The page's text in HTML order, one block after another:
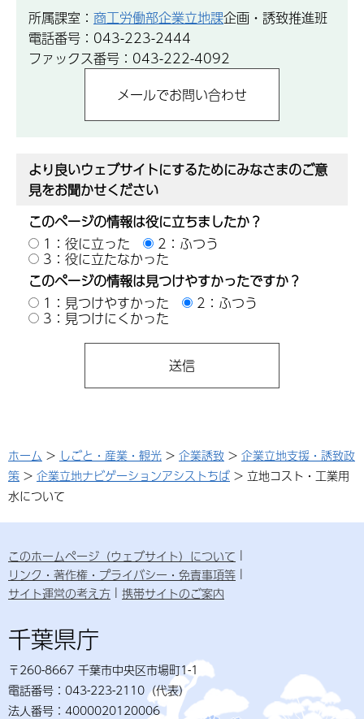
所属課室： 商工労働部企業立地課企画・誘致推進班
電話番号：043-223-2444
ファックス番号：043-222-4092
より良いウェブサイトにするためにみなさまのご意
見をお聞かせください
このページの情報は役に立ちましたか？
1：役に立った
2：ふつう
3：役に立たなかった
このページの情報は見つけやすかったですか？
1：見つけやすかった
2：ふつう
3：見つけにくかった
ホーム > しごと・産業・観光 > 企業誘致 > 企業立地支援・誘致政
策 > 企業立地ナビゲーションアシストちば > 立地コスト・工業用
水について
このホームページ（ウェブサイト）について
リンク・著作権・プライバシー・免責事項等
サイト運営の考え方
携帯サイトのご案内
千葉県庁
〒260-8667 千葉市中央区市場町1-1
電話番号：043-223-2110（代表）
法人番号：4000020120006